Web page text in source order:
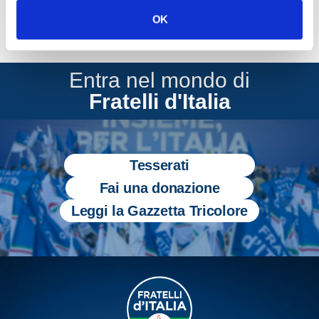
OK
Entra nel mondo di
Fratelli d'Italia
Tesserati
Fai una donazione
Leggi la Gazzetta Tricolore